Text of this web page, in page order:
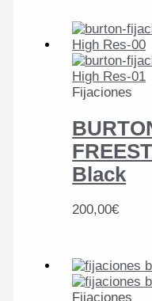
Fijaciones
Black
200,00€
Fijaciones